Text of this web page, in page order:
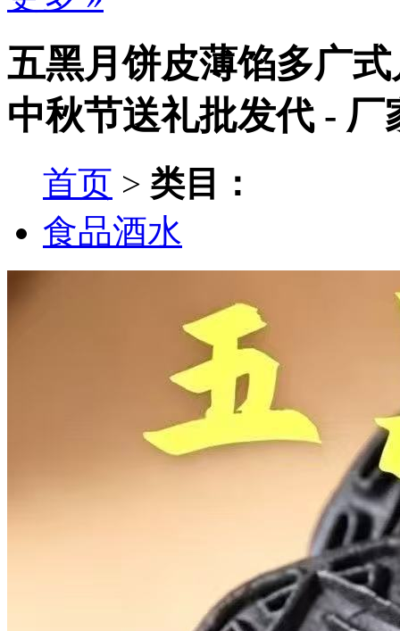
五黑月饼皮薄馅多广
中秋节送礼批发代 - 厂
首页 > 类目：
食品酒水